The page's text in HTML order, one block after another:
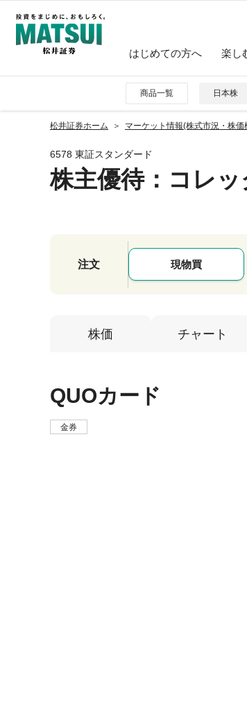
はじめての方へ 楽し
商品一覧 日本株
松井証券ホーム マーケット情報(株式市況・株価
6578 東証スタンダード
株主優待：コレ
注文 現物買
株価 チャート
QUOカード
金券